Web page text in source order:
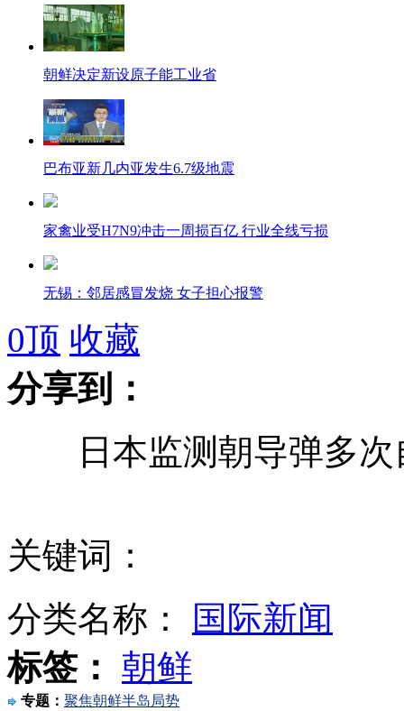
朝鲜决定新设原子能工业省
巴布亚新几内亚发生6.7级地震
家禽业受H7N9冲击一周损百亿 行业全线亏损
无锡：邻居感冒发烧 女子担心报警
空军第十批女飞行学员招收工作启动
小学生拾金不昧被称赞 为再受表扬旷课捡钱包
浙江原省长退休在博物馆当义务讲解员引热评
山西运城恶犬咬伤多人 警民合力深夜将其击毙
0顶 收藏
分享到：
日本监测朝导弹多次
关键词：
分类名称：
国际新闻
标签： 朝鲜
专题： 聚焦朝鲜半岛局势